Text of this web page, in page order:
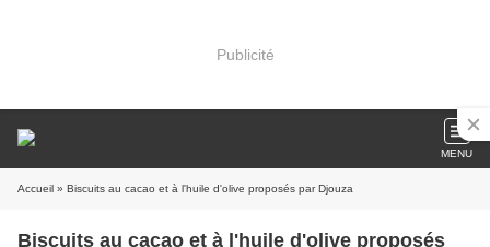
Publicité
MENU
Accueil » Biscuits au cacao et à l'huile d'olive proposés par Djouza
Biscuits au cacao et à l'huile d'olive proposés